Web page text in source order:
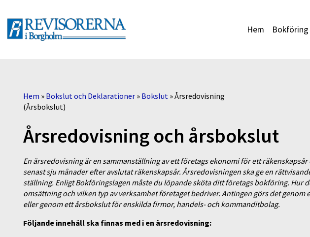
Hem
Hem » Bokslut och Deklarationer » Bokslut »Årsredovisning
(Årsbokslut)
Årsredovisning och årsbokslut
En årsredovisning är en sammanställning av ett företags ekonomi för ett
senast sju månader efter avslutat räkenskapsår. Årsredovisningen ska ge en
ställning. Enligt Bokföringslagen måste du löpande sköta ditt företags bokföring. Hur
omsättning och vilken typ av verksamhet företaget bedriver. Antingen görs det
eller genom ett årsbokslut för enskilda firmor, handels- och kommanditbolag.
Följande innehåll ska finnas med i en årsredovisning: